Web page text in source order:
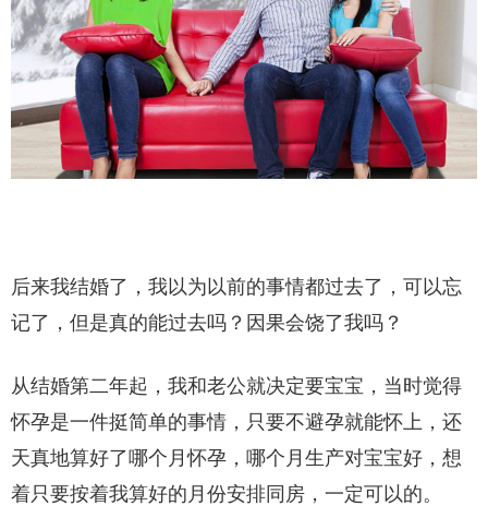
后来我结婚了，我以为以前的事情都过去了，可以忘
记了，但是真的能过去吗？因果会饶了我吗？
从结婚第二年起，我和老公就决定要宝宝，当时觉得
怀孕是一件挺简单的事情，只要不避孕就能怀上，还
天真地算好了哪个月怀孕，哪个月生产对宝宝好，想
着只要按着我算好的月份安排同房，一定可以的。